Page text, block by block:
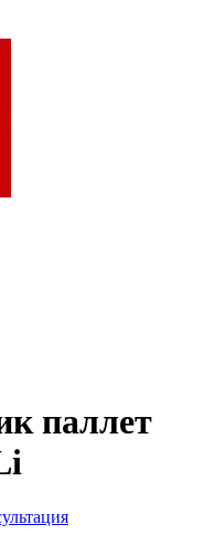
паллет